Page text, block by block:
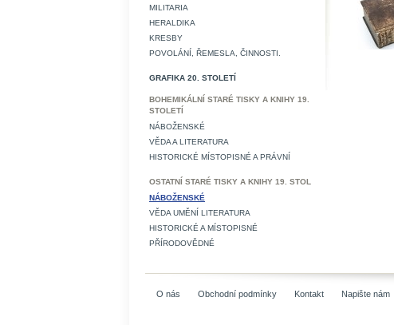
MILITARIA
HERALDIKA
KRESBY
POVOLÁNÍ, ŘEMESLA, ČINNOSTI.
GRAFIKA 20. STOLETÍ
BOHEMIKÁLNÍ STARÉ TISKY A KNIHY 19.
STOLETÍ
NÁBOŽENSKÉ
VĚDA A LITERATURA
HISTORICKÉ MÍSTOPISNÉ A PRÁVNÍ
OSTATNÍ STARÉ TISKY A KNIHY 19. STOL
NÁBOŽENSKÉ
VĚDA UMĚNÍ LITERATURA
HISTORICKÉ A MÍSTOPISNÉ
PŘÍRODOVĚDNÉ
O nás Obchodní podmínky Kontakt Napište nám